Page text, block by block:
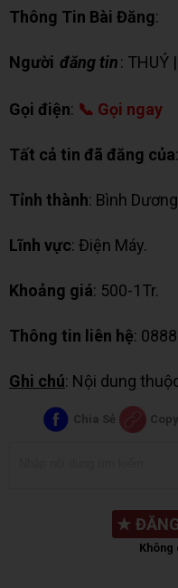
Thông Tin Bài Đăng:
Người đăng tin: THUÝ |
Gọi điện: 📞 Gọi ngay
Tất cả tin đã đăng của:
Tỉnh thành: Bình
Lĩnh vực: Điện Máy.
Khoảng giá: 500-1Tr.
Thông tin liên hệ:
Ghi chú: Nội dung
Chia Sẻ
★
Không